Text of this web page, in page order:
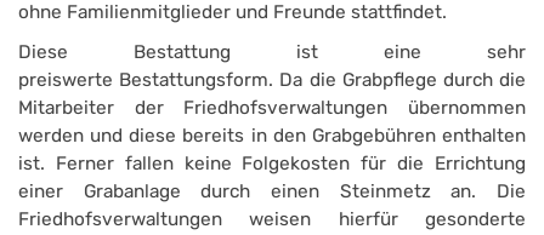
ohne Familienmitglieder und Freunde stattfindet.
Diese Bestattung ist eine sehr
preiswerte Bestattungsform. Da die Grabpflege durch die
Mitarbeiter der Friedhofsverwaltungen übernommen
werden und diese bereits in den Grabgebühren enthalten
ist. Ferner fallen keine Folgekosten für die Errichtung
einer Grabanlage durch einen Steinmetz an. Die
Friedhofsverwaltungen weisen hierfür gesonderte